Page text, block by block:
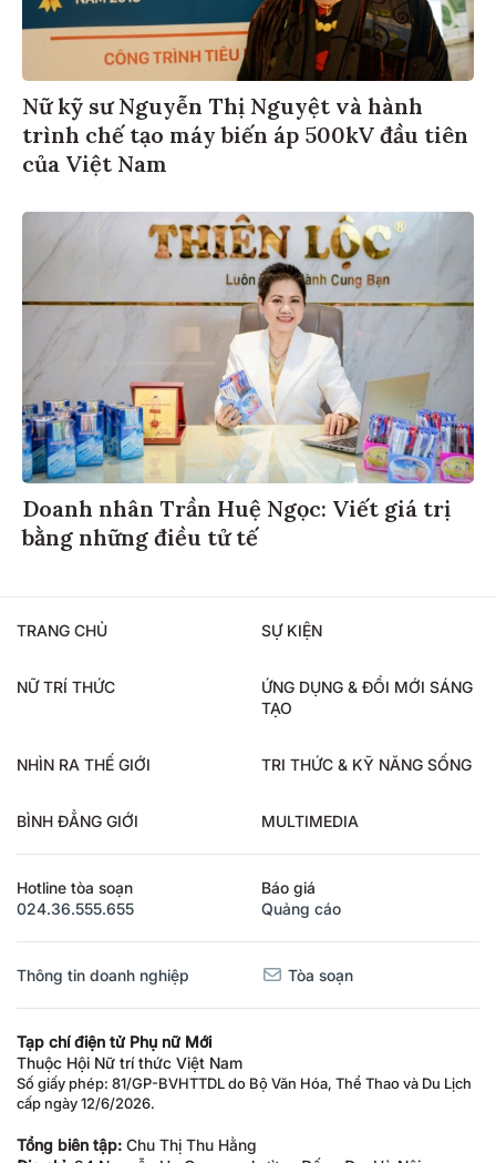
Nữ kỹ sư Nguyễn Thị Nguyệt và hành
trình chế tạo máy biến áp 500kV đầu tiên
của Việt Nam
Doanh nhân Trần Huệ Ngọc: Viết giá trị
bằng những điều tử tế
TRANG CHỦ SỰ KIỆN
NỮ TRÍ THỨC
ỨNG DỤNG & ĐỔI MỚI SÁNG
TẠO
NHÌN RA THẾ GIỚI TRI THỨC & KỸ NĂNG SỐNG
BÌNH ĐẲNG GIỚI MULTIMEDIA
Hotline tòa soạn
024.36.555.655
Báo giá
Quảng cáo
Thông tin doanh nghiệp Tòa soạn
Tạp chí điện tử Phụ nữ Mới
Thuộc Hội Nữ trí thức Việt Nam
Số giấy phép: 81/GP-BVHTTDL do Bộ Văn Hóa, Thể Thao và Du Lịch
cấp ngày 12/6/2026.
Tổng biên tập: Chu Thị Thu Hằng